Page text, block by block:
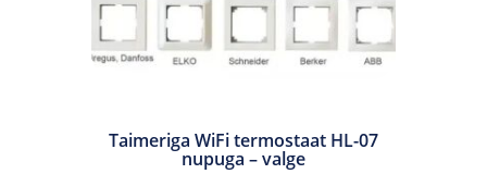
Taimeriga WiFi termostaat HL-07
nupuga – valge